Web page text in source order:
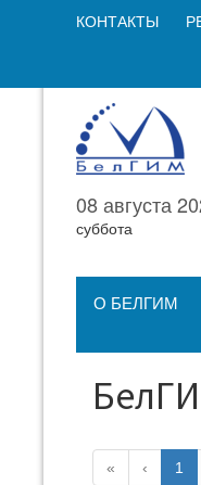
КОНТАКТЫ
08 августа
суббота
О БЕЛГИМ
« ‹ 1